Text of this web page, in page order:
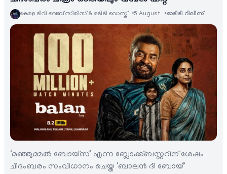
കേരള ടിവി വെബ് സീരീസ് & ഒടിടി ഡെസ്ക് 5 August ഓടിടി റിലീസ്
‘മഞ്ഞുമ്മൽ ബോയ്സ്’ എന്ന ബ്ലോക്ക്ബസ്റ്ററിന് ശേഷം
ചിദംബരം സംവിധാനം ചെയ്ത ‘ബാലൻ ദി ബോയ്’